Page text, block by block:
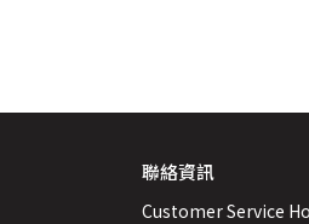
聯絡資訊
Customer Service